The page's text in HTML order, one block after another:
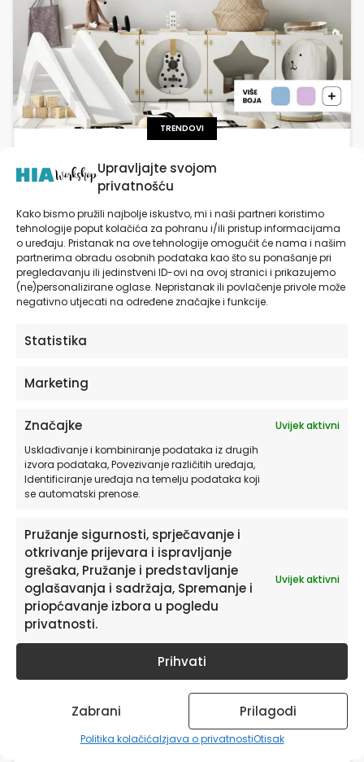
Upravljajte svojom
privatnošću
Kako bismo pružili najbolje iskustvo, mi i naši partneri koristimo
tehnologije poput kolačića za pohranu i/ili pristup informacijama
o uređaju. Pristanak na ove tehnologije omogućit će nama i našim
partnerima obradu osobnih podataka kao što su ponašanje pri
pregledavanju ili jedinstveni ID-ovi na ovoj stranici i prikazujemo
(ne)personalizirane oglase. Nepristanak ili povlačenje privole može
negativno utjecati na određene značajke i funkcije.
Statistika
Marketing
Značajke
Uvijek aktivni
Usklađivanje i kombiniranje podataka iz drugih
izvora podataka, Povezivanje različitih uređaja,
Identificiranje uređaja na temelju podataka koji
se automatski prenose.
Pružanje sigurnosti, sprječavanje i
otkrivanje prijevara i ispravljanje
grešaka, Pružanje i predstavljanje
oglašavanja i sadržaja, Spremanje i
priopćavanje izbora u pogledu
privatnosti.
Uvijek aktivni
Prihvati
Zabrani Prilagodi
Politika kolačićaIzjava o privatnostiOtisak
TRENDOVI
rješenje za sobe vaših mališana
Dječje naljepnice za zid monotonim zidovima mogu
dati osobnost i unijeti boju u njihov prostor. One u sebi
mogu imati i edukativnu komponentu. Ponekad su
ključna stavka koja sve elemente […]
SAZNAJ VIŠE
Uređenje dječje sobe: Moja sobica moja
slobodica